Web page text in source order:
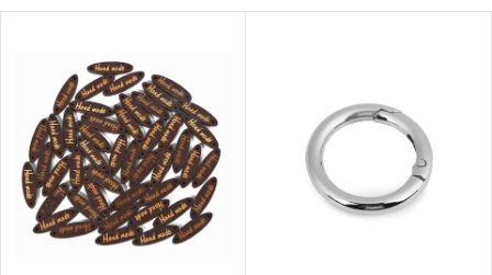
Doprava a platby
Poslat